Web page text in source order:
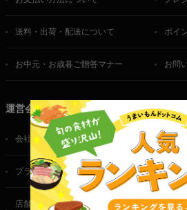
送料・出荷・配送について ポイ
お中元・お歳暮ご贈答マナー お問
運営会社
会社概要 ご利
プライバシーポリシー 特定
店舗・法人・生産者様